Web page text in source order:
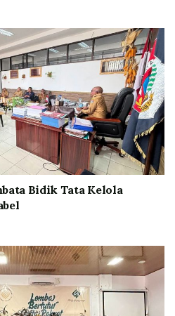
Bidik Tata Kelola